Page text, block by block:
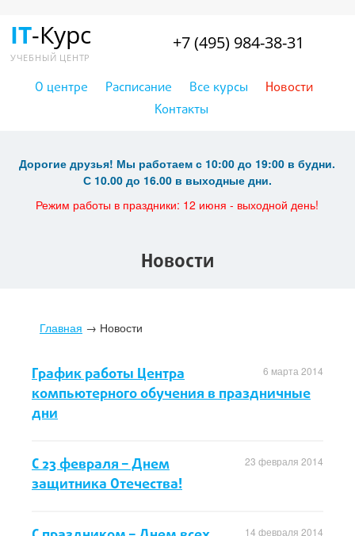
IT-Курс
УЧЕБНЫЙ ЦЕНТР
О центре Расписание Все курсы
Новости
Контакты
+7 (495) 984-38-31
Дорогие друзья! Мы работаем с 10:00 до 19:00 в будни.
С 10.00 до 16.00 в выходные дни.
Режим работы в праздники: 12 июня - выходной день!
Новости
Главная → Новости
6 марта 2014
График работы Центра
компьютерного обучения в праздничные
дни
23 февраля 2014
С 23 февраля – Днем
защитника Отечества!
14 февраля 2014